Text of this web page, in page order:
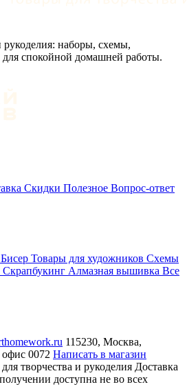
рукоделия: наборы, схемы,
для спокойной домашней работы.
Скидки Полезное Вопрос-ответ
Бисер Товары для художников Схемы
Скрапбукинг Алмазная вышивка Все
115230, Москва,
0072 Написать в магазин
творчества и рукоделия Доставка
доступна не во всех